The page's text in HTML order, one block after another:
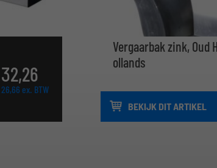
32,26
26,66 ex. BTW
Vergaarbak zink, Oud H
ollands
BEKIJK DIT ARTIKEL